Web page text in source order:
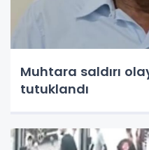
Muhtara saldırı
tutuklandı